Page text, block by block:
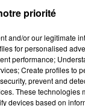
clairement
aide à discerner
priorité
and/or our legitimate
for personalised
performance;
Create profiles to
prevent and
These technologies
devices based on